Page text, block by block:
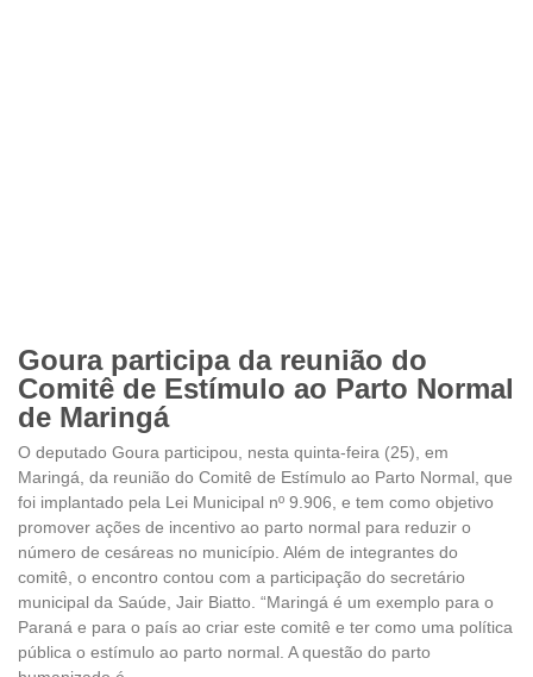
Goura participa da reunião do
Comitê de Estímulo ao Parto Normal
de Maringá
O deputado Goura participou, nesta quinta-feira (25), em
Maringá, da reunião do Comitê de Estímulo ao Parto Normal, que
foi implantado pela Lei Municipal nº 9.906, e tem como objetivo
promover ações de incentivo ao parto normal para reduzir o
número de cesáreas no município. Além de integrantes do
comitê, o encontro contou com a participação do secretário
municipal da Saúde, Jair Biatto. “Maringá é um exemplo para o
Paraná e para o país ao criar este comitê e ter como uma política
pública o estímulo ao parto normal. A questão do parto